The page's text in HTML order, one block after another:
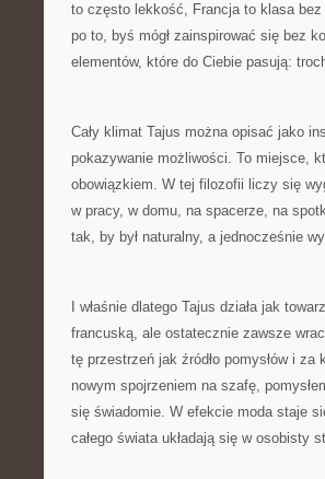
to często lekkość, Francja to klasa
po to, byś mógł zainspirować się bez
elementów, które do Ciebie pasują:
Cały klimat Tajus można opisać jako
pokazywanie możliwości. To miejsce,
obowiązkiem. W tej filozofii liczy się
w pracy, w domu, na spacerze, na
tak, by był naturalny, a jednocześnie
I właśnie dlatego Tajus działa jak
francuską, ale ostatecznie zawsze
tę przestrzeń jak źródło pomysłów i
nowym spojrzeniem na szafę,
się świadomie. W efekcie moda staje
całego świata układają się w osobisty